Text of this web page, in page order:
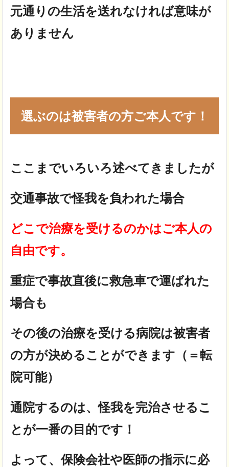
元通りの生活を送れなければ意味が
ありません
選ぶのは被害者の方ご本人です！
ここまでいろいろ述べてきましたが
交通事故で怪我を負われた場合
どこで治療を受けるのかはご本人の
自由です。
重症で事故直後に救急車で運ばれた
場合も
その後の治療を受ける病院は被害者
の方が決めることができます（＝転
院可能）
通院するのは、怪我を完治させるこ
とが一番の目的です！
よって、保険会社や医師の指示に必